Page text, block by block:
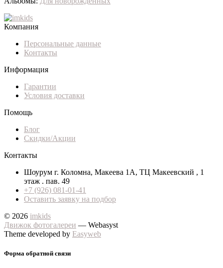
Компания
Персональные данные
Контакты
Информация
Гарантии
Условия доставки
Помощь
Блог
Скидки/Акции
Контакты
Шоурум г. Коломна, Макеева 1А, ТЦ Макеевский , 1
этаж . пав. 49
+7 (926) 081-01-41
Оставить заявку на подбор
© 2026 imkids
Движок фотогалереи — Webasyst
Theme developed by Easyweb
Форма обратной связи